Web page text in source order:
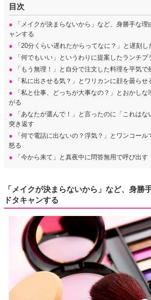
目次
● 「メイクが決まらないから」など、身勝手な理
ャンする
● 「20分くらい遅れたからってなに？」と遅刻し
● 「何でもいい」というわりに提案したランチプ
● 「もう無理！」と自分で注文した料理を平気で
● 「私に出させる気？」とワリカンに顔を曇らせ
● 「私と仕事、どっちが大事なの？」とおかしな
がる
● 「あなたが選んで！」と言ったのに「これはな
突き返す
● 「何で電話に出ないの？浮気？」とワンコール
怒る
● 「今から来て」と真夜中に問答無用で呼び出す
「メイクが決まらないから」など、身勝
ドタキャンする